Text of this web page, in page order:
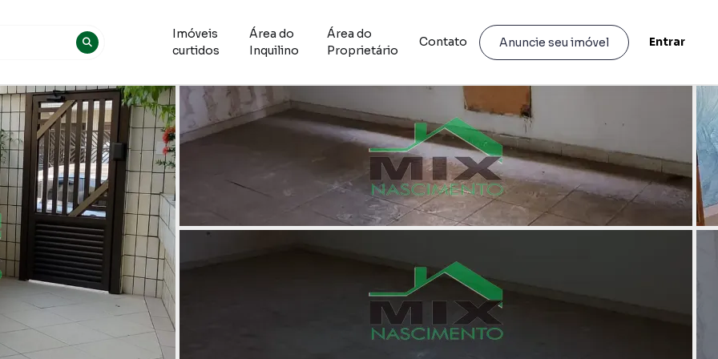
Imóveis
curtidos
Área do
Inquilino
Área do
Proprietário
Contato Anuncie seu imóvel Entrar